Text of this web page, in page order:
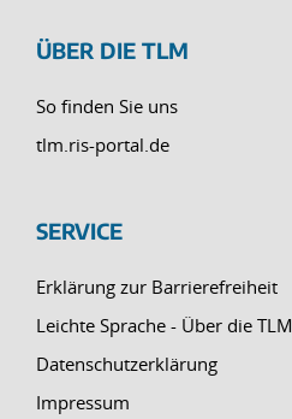
ÜBER DIE TLM
So finden Sie uns
tlm.ris-portal.de
SERVICE
Erklärung zur Barrierefreiheit
Leichte Sprache - Über die TLM
Datenschutzerklärung
Impressum